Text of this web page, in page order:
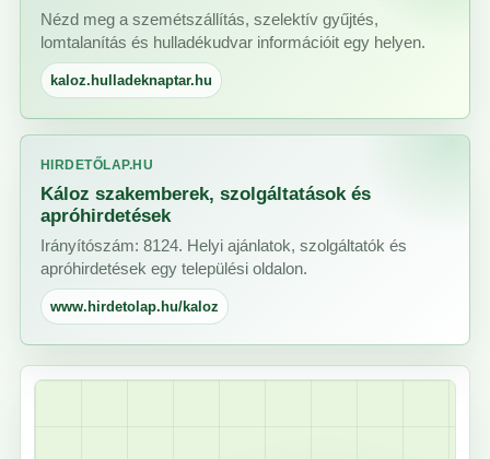
Nézd meg a szemétszállítás, szelektív gyűjtés,
lomtalanítás és hulladékudvar információit egy helyen.
kaloz.hulladeknaptar.hu
HIRDETŐLAP.HU
Káloz szakemberek, szolgáltatások és
apróhirdetések
Irányítószám: 8124. Helyi ajánlatok, szolgáltatók és
apróhirdetések egy települési oldalon.
www.hirdetolap.hu/kaloz